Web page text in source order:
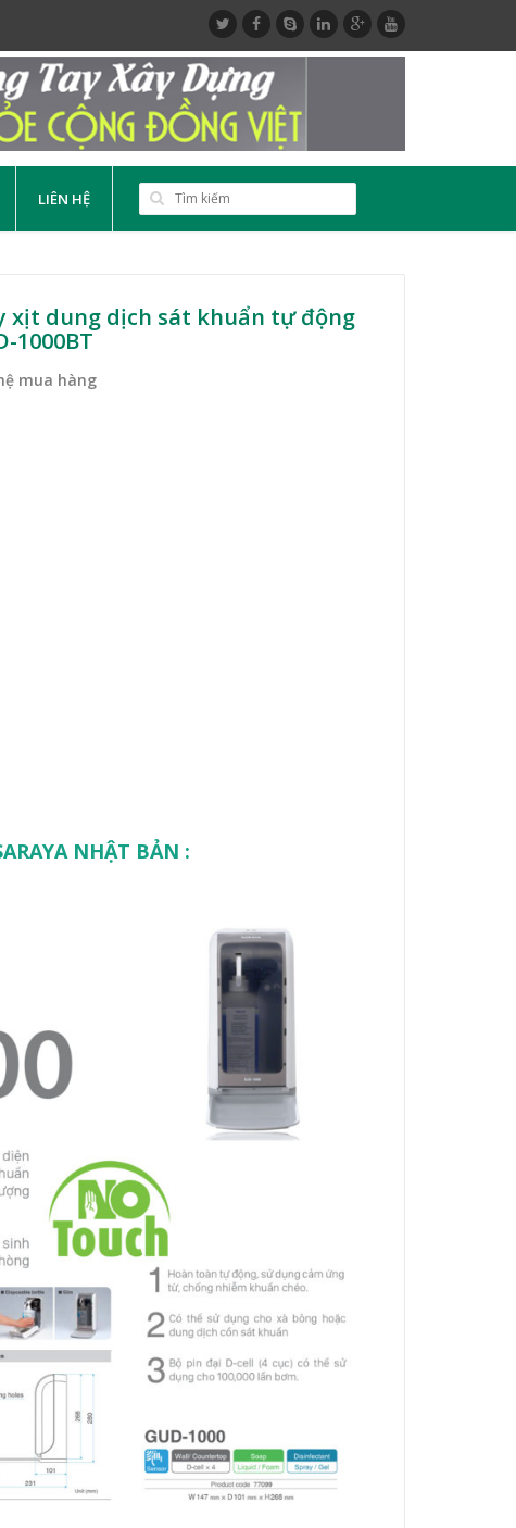
LIÊN HỆ
xịt dung dịch sát khuẩn tự động
1000BT
mua hàng
NHẬT BẢN :